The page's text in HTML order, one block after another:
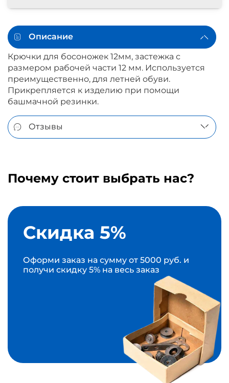
Описание
Крючки для босоножек 12мм, застежка с
размером рабочей части 12 мм. Используется
преимущественно, для летней обуви.
Прикрепляется к изделию при помощи
башмачной резинки.
Отзывы
Почему стоит выбрать нас?
Скидка 5%
Оформи заказ на сумму от 5000 руб. и
получи скидку 5% на весь заказ